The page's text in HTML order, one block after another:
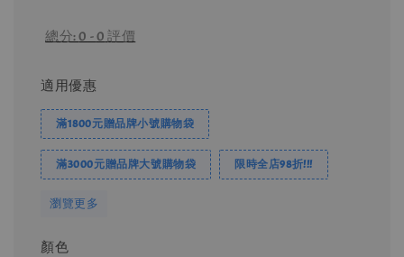
總分:0 -0 評價
適用優惠
滿1800元贈品牌小號購物袋
滿3000元贈品牌大號購物袋 限時全店98折!!!
瀏覽更多
顏色